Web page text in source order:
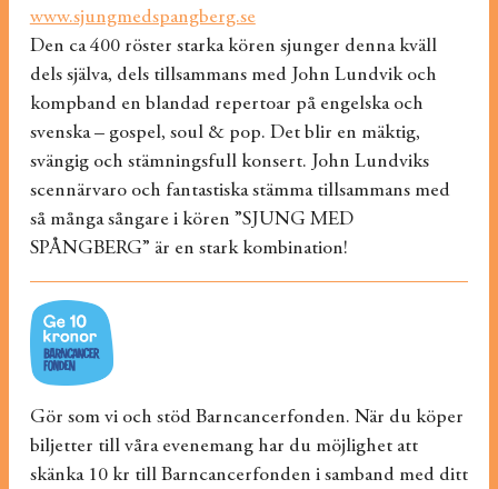
www.sjungmedspangberg.se
Den ca 400 röster starka kören sjunger denna kväll
dels själva, dels tillsammans med John Lundvik och
kompband en blandad repertoar på engelska och
svenska – gospel, soul & pop. Det blir en mäktig,
svängig och stämningsfull konsert. John Lundviks
scennärvaro och fantastiska stämma tillsammans med
så många sångare i kören ”SJUNG MED
SPÅNGBERG” är en stark kombination!
Gör som vi och stöd Barncancerfonden. När du köper
biljetter till våra evenemang har du möjlighet att
skänka 10 kr till Barncancerfonden i samband med ditt